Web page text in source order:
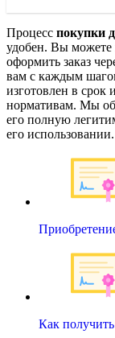
Процесс покупки
удобен. Вы можете
оформить заказ
вам с каждым
изготовлен в срок
нормативам. Мы
его полную
его использовании.
Как